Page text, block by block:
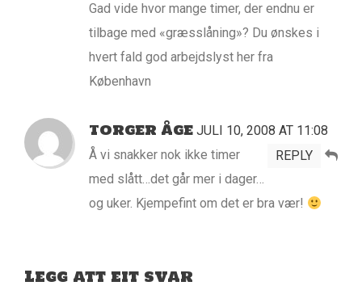
Gad vide hvor mange timer, der endnu er
tilbage med «græsslåning»? Du ønskes i
hvert fald god arbejdslyst her fra
København
TORGER ÅGE JULI 10, 2008 AT 11:08
REPLY
Å vi snakker nok ikke timer
med slått…det går mer i dager…
og uker. Kjempefint om det er bra vær!
Legg att eit svar